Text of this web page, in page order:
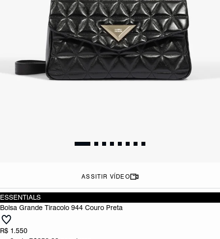
ASSITIR VÍDEO
ESSENTIALS
Bolsa Grande Tiracolo 944 Couro Preta
R$ 1.550